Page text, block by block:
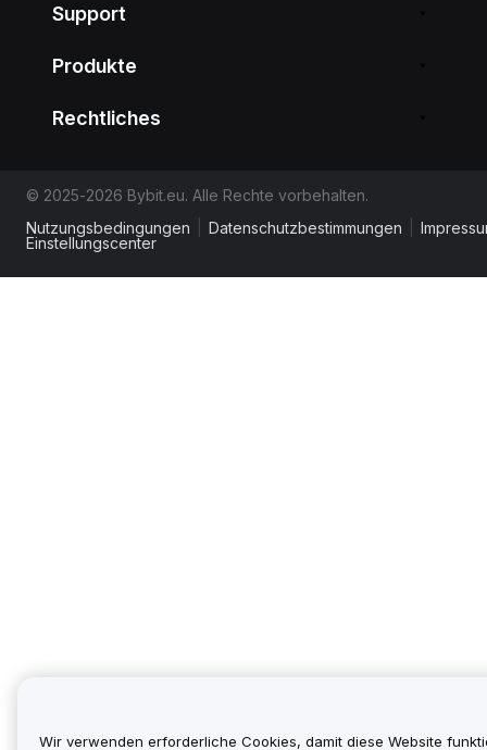
Support
Produkte
Rechtliches
© 2025-2026 Bybit.eu. Alle Rechte vorbehalten.
Nutzungsbedingungen
Datenschutzbestimmungen
Einstellungscenter
Wir verwenden erforderliche Cookies, damit diese Website